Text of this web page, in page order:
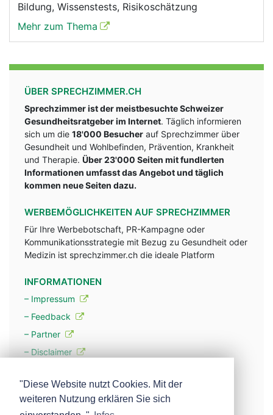
Bildung, Wissenstests, Risikoschätzung
Mehr zum Thema
ÜBER SPRECHZIMMER.CH
Sprechzimmer ist der meistbesuchte Schweizer
Gesundheitsratgeber im Internet. Täglich informieren
sich um die 18'000 Besucher auf Sprechzimmer über
Gesundheit und Wohlbefinden, Prävention, Krankheit
und Therapie. Über 23'000 Seiten mit fundlerten
Informationen umfasst das Angebot und täglich
kommen neue Seiten dazu.
WERBEMÖGLICHKEITEN AUF SPRECHZIMMER
Für Ihre Werbebotschaft, PR-Kampagne oder
Kommunikationsstrategie mit Bezug zu Gesundheit oder
Medizin ist sprechzimmer.ch die ideale Platform
INFORMATIONEN
– Impressum
– Feedback
– Partner
– Disclaimer
– Werbung
"Diese Website nutzt Cookies. Mit der
weiteren Nutzung erklären Sie sich